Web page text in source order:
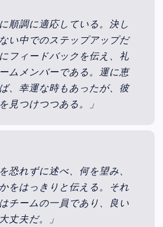
順調に適応している。決し
い中でのステップアップだ
フィードバックを伝え、礼
ムメンバーである。運に恵
、幸運な時もあったが、彼
見つけつつある。」
恐れずに述べ、何を望み、
をはっきりと伝える。それ
チームの一員であり、良い
丈夫だ。」